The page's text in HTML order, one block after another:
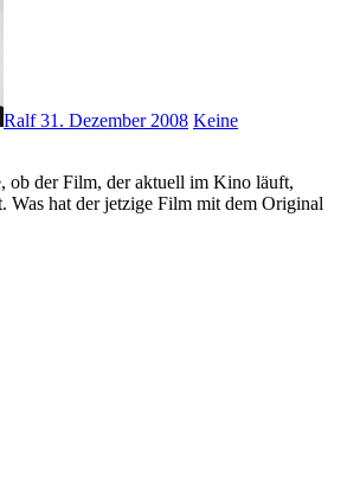
Ralf31. Dezember 2008 Keine
Was hat der jetzige Film mit dem Original